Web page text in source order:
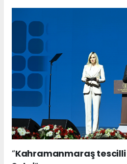
“Kahramanmaraş